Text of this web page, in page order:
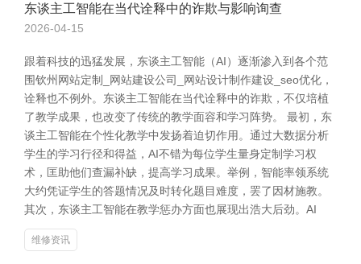
东谈主工智能在当代诠释中的诈欺与影响询查
2026-04-15
跟着科技的迅猛发展，东谈主工智能（AI）逐渐渗入到各个范
围钦州网站定制_网站建设公司_网站设计制作建设_seo优化，
诠释也不例外。东谈主工智能在当代诠释中的诈欺，不仅培植
了教学成果，也改变了传统的教学面容和学习阵势。 最初，东
谈主工智能在个性化教学中发扬着迫切作用。通过大数据分析
学生的学习行径和得益，AI不错为每位学生量身定制学习权
术，匡助他们查漏补缺，提高学习成果。举例，智能率领系统
大约凭证学生的答题情况及时转化题目难度，罢了因材施教。
其次，东谈主工智能在教学惩办方面也展现出浩大后劲。AI
维修资讯